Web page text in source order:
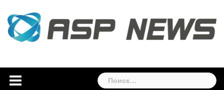
content
Найти: